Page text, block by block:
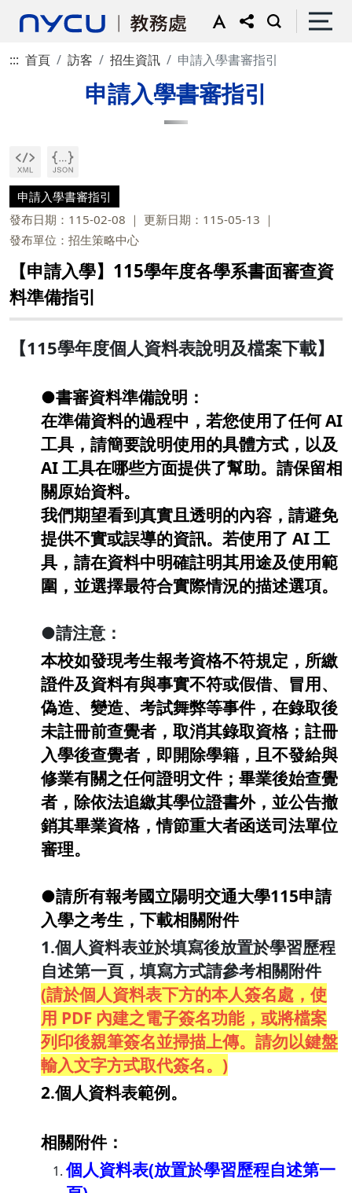
::: 首頁 訪客 招生資訊 申請入學書審指引
申請入學書審指引
申請入學書審指引
發布日期：115-02-08
更新日期：115-05-13
發布單位：招生策略中心
【申請入學】115學年度各學系書面審查資
料準備指引
【115學年度個人資料表說明及檔案下載】
●書審資料準備說明：
在準備資料的過程中，若您使用了任何 AI
工具，請簡要說明使用的具體方式，以及
AI 工具在哪些方面提供了幫助。請保留相
關原始資料。
我們期望看到真實且透明的內容，請避免
提供不實或誤導的資訊。若使用了 AI 工
具，請在資料中明確註明其用途及使用範
圍，並選擇最符合實際情況的描述選項。
●請注意：
本校如發現考生報考資格不符規定，所繳
證件及資料有與事實不符或假借、冒用、
偽造、變造、考試舞弊等事件，在錄取後
未註冊前查覺者，取消其錄取資格；註冊
入學後查覺者，即開除學籍，且不發給與
修業有關之任何證明文件；畢業後始查覺
者，除依法追繳其學位證書外，並公告撤
銷其畢業資格，情節重大者函送司法單位
審理。
●請所有報考國立陽明交通大學115申請
入學之考生，下載相關附件
1.個人資料表並於填寫後放置於學習歷程
自述第一頁，填寫方式請參考相關附件
(請於個人資料表下方的本人簽名處，使
用 PDF 內建之電子簽名功能，或將檔案
列印後親筆簽名並掃描上傳。請勿以鍵盤
輸入文字方式取代簽名。)
2.個人資料表範例。
相關附件：
個人資料表(放置於學習歷程自述第一